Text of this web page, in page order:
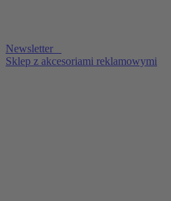
Newsletter
Sklep z akcesoriami reklamowymi